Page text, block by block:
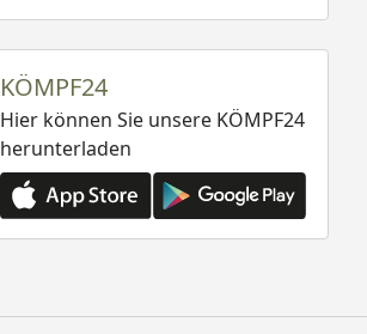
KÖMPF24
Hier können Sie unsere KÖMPF24
herunterladen